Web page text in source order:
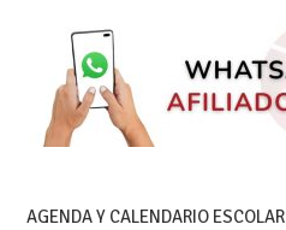
AGENDA Y CALENDARIO ESCOLAR